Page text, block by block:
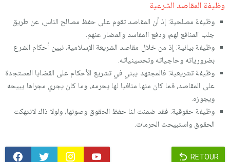
وظيفة المقاصد الشرعية
وظيفة مصلحية: إذ أن المقاصد تقوم على حفظ مصالح الناس، عن طريق
جلب المنافع لهم، ودفع المفاسد والمضار عنهم.
وظيفة بيانية: إذ من خلال مقاصد الشريعة الإسلامية، نبين أحكام الشرع
بضرورياته وحاجياته وتحسينياته.
وظيفة تشريعية: فالمجتهد يبني في تشريع الأحكام على القضايا المستجدة
على المقاصد، فما كان منها منافيا لها يحرمه، وما كان يجري مجراها يبيحه
ويجوزه.
وظيفة حقوقية: فقد ضمنت لنا حفظ الحقوق وصونها، ولولا ذاك لانتهكت
الحقوق واستبيحت الحرمات.
RETOUR